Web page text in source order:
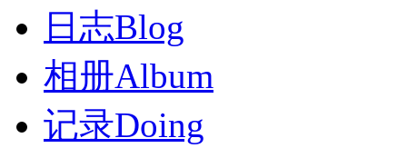
日志Blog
相册Album
记录Doing